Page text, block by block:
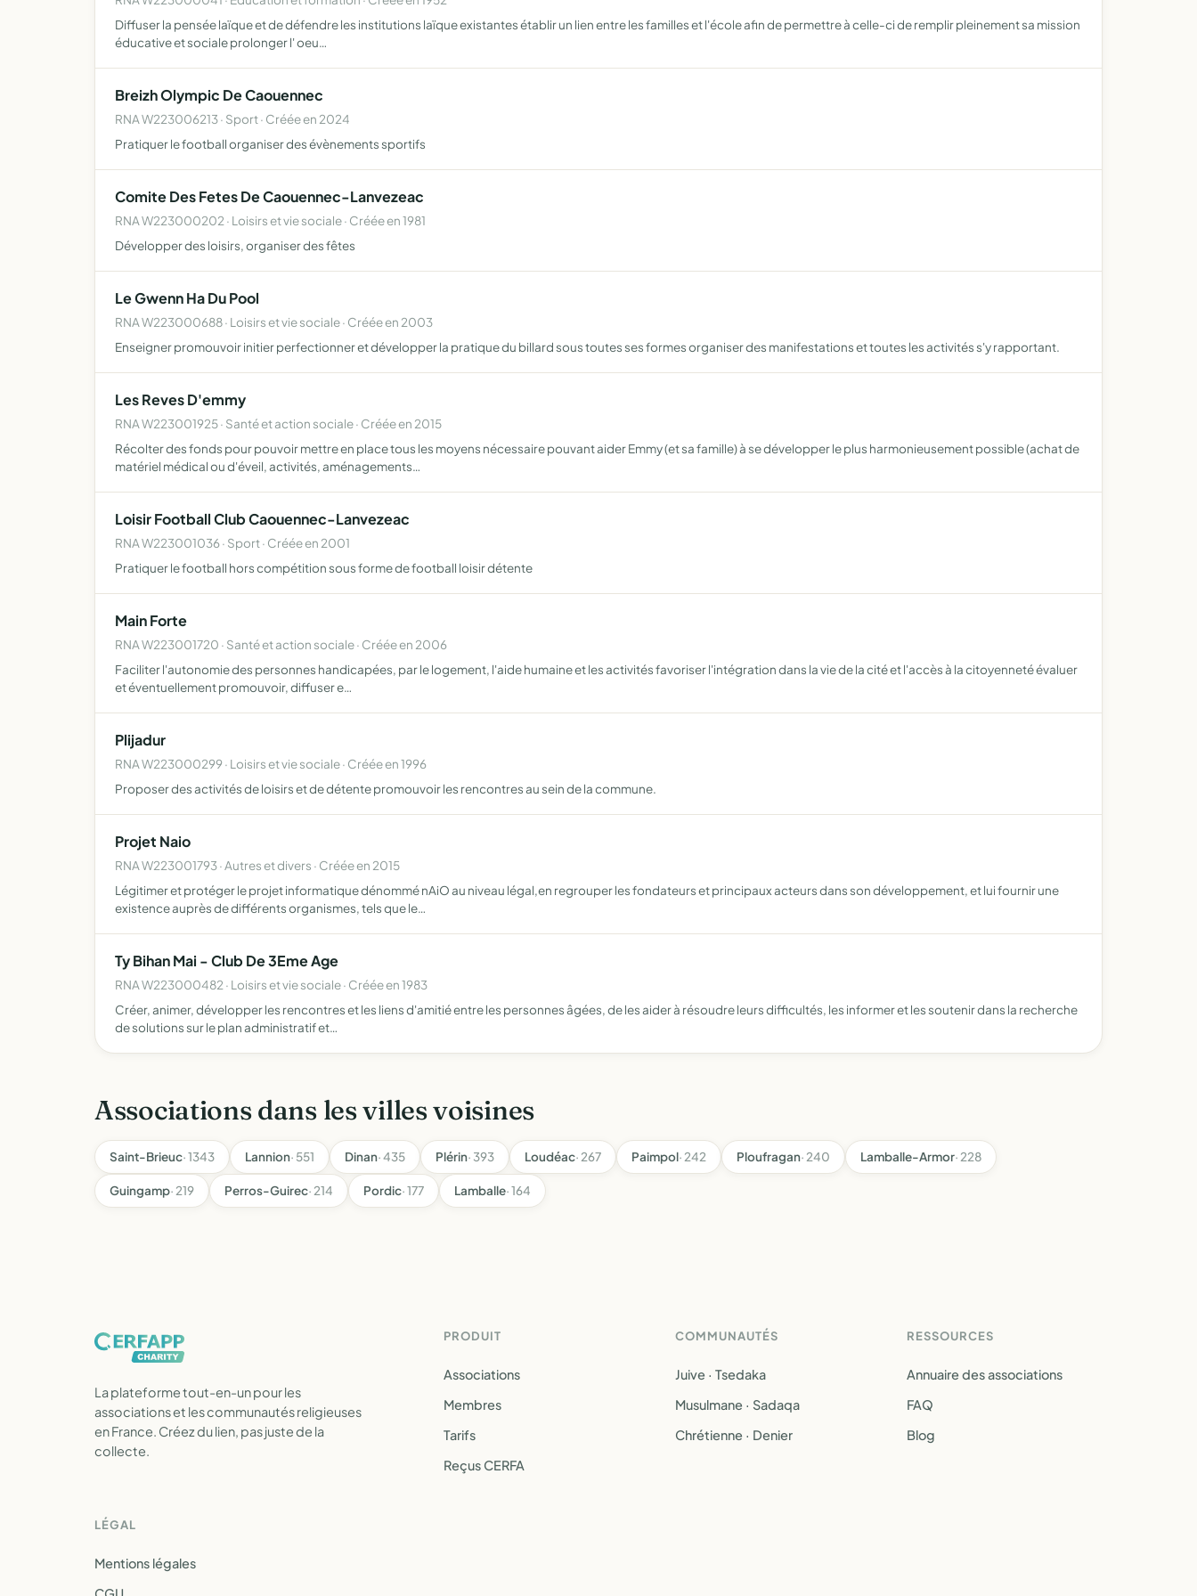
Diffuser la pensée laïque et de défendre les institutions laïque existantes établir un lien entre les familles et l'école afin de permettre à celle-ci de remplir pleinement sa mission
éducative et sociale prolonger l' oeu…
Breizh Olympic De Caouennec
RNA W223006213 · Sport · Créée en 2024
Pratiquer le football organiser des évènements sportifs
Comite Des Fetes De Caouennec-Lanvezeac
RNA W223000202 · Loisirs et vie sociale · Créée en 1981
Développer des loisirs, organiser des fêtes
Le Gwenn Ha Du Pool
RNA W223000688 · Loisirs et vie sociale · Créée en 2003
Enseigner promouvoir initier perfectionner et développer la pratique du billard sous toutes ses formes organiser des manifestations et toutes les activités s'y rapportant.
Les Reves D'emmy
RNA W223001925 · Santé et action sociale · Créée en 2015
Récolter des fonds pour pouvoir mettre en place tous les moyens nécessaire pouvant aider Emmy (et sa famille) à se développer le plus harmonieusement possible (achat de
matériel médical ou d'éveil, activités, aménagements…
Loisir Football Club Caouennec-Lanvezeac
RNA W223001036 · Sport · Créée en 2001
Pratiquer le football hors compétition sous forme de football loisir détente
Main Forte
RNA W223001720 · Santé et action sociale · Créée en 2006
Faciliter l'autonomie des personnes handicapées, par le logement, l'aide humaine et les activités favoriser l'intégration dans la vie de la cité et l'accès à la citoyenneté évaluer
et éventuellement promouvoir, diffuser e…
Plijadur
RNA W223000299 · Loisirs et vie sociale · Créée en 1996
Proposer des activités de loisirs et de détente promouvoir les rencontres au sein de la commune.
Projet Naio
RNA W223001793 · Autres et divers · Créée en 2015
Légitimer et protéger le projet informatique dénommé nAiO au niveau légal,en regrouper les fondateurs et principaux acteurs dans son développement, et lui fournir une
existence auprès de différents organismes, tels que le…
Ty Bihan Mai - Club De 3Eme Age
RNA W223000482 · Loisirs et vie sociale · Créée en 1983
Créer, animer, développer les rencontres et les liens d'amitié entre les personnes âgées, de les aider à résoudre leurs difficultés, les informer et les soutenir dans la recherche
de solutions sur le plan administratif et…
Associations dans les villes voisines
Saint-Brieuc· 1343 Lannion· 551 Dinan· 435 Plérin· 393 Loudéac· 267 Paimpol· 242 Ploufragan· 240 Lamballe-Armor· 228
Guingamp· 219 Perros-Guirec· 214 Pordic· 177 Lamballe· 164
La plateforme tout-en-un pour les
associations et les communautés religieuses
en France. Créez du lien, pas juste de la
collecte.
PRODUIT
Associations
Membres
Tarifs
Reçus CERFA
COMMUNAUTÉS
Juive · Tsedaka
Musulmane · Sadaqa
Chrétienne · Denier
RESSOURCES
Annuaire des associations
FAQ
Blog
LÉGAL
Mentions légales